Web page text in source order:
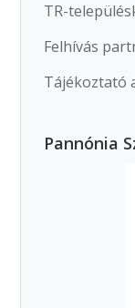
TR-
Felhívás
Tájékoztató
Pannónia